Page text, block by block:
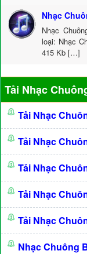
Nhạc
Nhạc
loại: Nhạc
415 Kb […]
Tải Nhạc
Tải Nhạc
Tải Nhạc
Tải Nhạc
Tải Nhạc
Tải Nhạc
Nhạc Chuông